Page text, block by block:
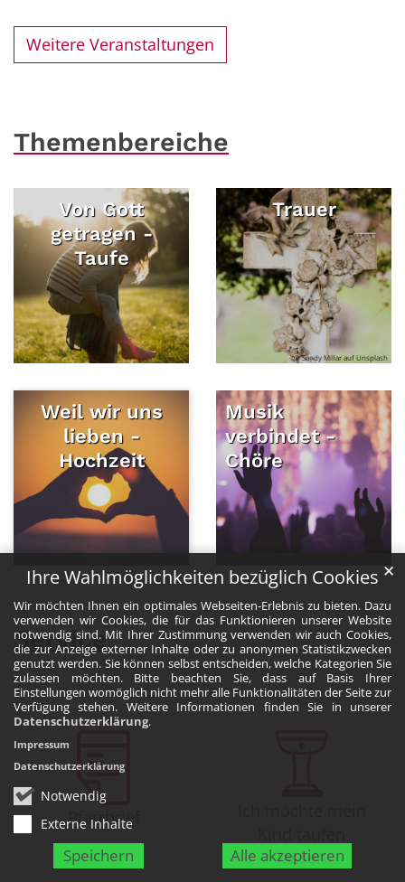
Ihre Wahlmöglichkeiten bezüglich Cookies
Wir möchten Ihnen ein optimales Webseiten-Erlebnis zu bieten. Dazu
verwenden wir Cookies, die für das Funktionieren unserer Website
notwendig sind. Mit Ihrer Zustimmung verwenden wir auch Cookies,
die zur Anzeige externer Inhalte oder zu anonymen Statistikzwecken
genutzt werden. Sie können selbst entscheiden, welche Kategorien Sie
zulassen möchten. Bitte beachten Sie, dass auf Basis Ihrer
Einstellungen womöglich nicht mehr alle Funktionalitäten der Seite zur
Verfügung stehen. Weitere Informationen finden Sie in unserer
Datenschutzerklärung.
Notwendig
Externe Inhalte
Speichern Alle akzeptieren
✕
Impressum
Datenschutzerklärung
Weitere Veranstaltungen
Themenbereiche
Von Gott
getragen -
Taufe
Trauer
© Sandy Millar auf Unsplash
Weil wir uns
lieben -
Hochzeit
Musik
verbindet -
Chöre
Service
Pfarrbrief
lassen